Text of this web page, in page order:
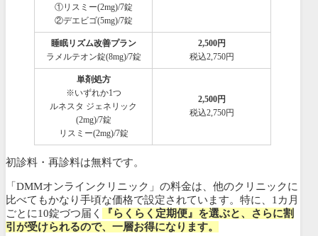
①リスミー(2mg)/7錠
②デエビゴ(5mg)/7錠
睡眠リズム改善プラン
ラメルテオン錠(8mg)/7錠
2,500円
税込2,750円
単剤処方
※いずれか1つ
ルネスタ ジェネリック
(2mg)/7錠
リスミー(2mg)/7錠
2,500円
税込2,750円
初診料・再診料は無料です。
「DMMオンラインクリニック」の料金は、他のクリニックに
比べてもかなり手頃な価格で設定されています。特に、1カ月
ごとに10錠づつ届く
『らくらく定期便』を選ぶと、さらに割
引が受けられるので、一層お得になります。